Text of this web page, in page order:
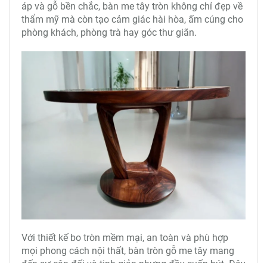
áp và gỗ bền chắc, bàn me tây tròn không chỉ đẹp về
thẩm mỹ mà còn tạo cảm giác hài hòa, ấm cúng cho
phòng khách, phòng trà hay góc thư giãn.
Với thiết kế bo tròn mềm mại, an toàn và phù hợp
mọi phong cách nội thất, bàn tròn gỗ me tây mang